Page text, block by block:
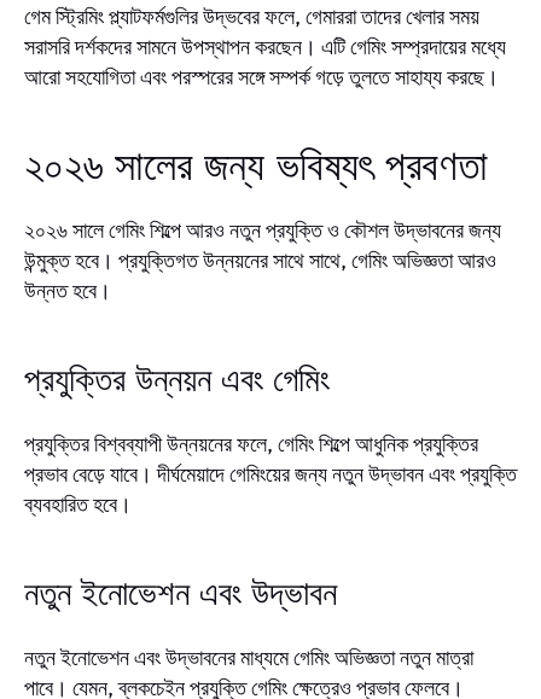
গেম স্ট্রিমিং প্ল্যাটফর্মগুলির উদ্ভবের ফলে, গেমাররা তাদের খেলার সময়
সরাসরি দর্শকদের সামনে উপস্থাপন করছেন। এটি গেমিং সম্প্রদায়ের মধ্যে
আরো সহযোগিতা এবং পরস্পরের সঙ্গে সম্পর্ক গড়ে তুলতে সাহায্য করছে।
২০২৬ সালের জন্য ভবিষ্যৎ প্রবণতা
২০২৬ সালে গেমিং শিল্পে আরও নতুন প্রযুক্তি ও কৌশল উদ্ভাবনের জন্য
উন্মুক্ত হবে। প্রযুক্তিগত উন্নয়নের সাথে সাথে, গেমিং অভিজ্ঞতা আরও
উন্নত হবে।
প্রযুক্তির উন্নয়ন এবং গেমিং
প্রযুক্তির বিশ্বব্যাপী উন্নয়নের ফলে, গেমিং শিল্পে আধুনিক প্রযুক্তির
প্রভাব বেড়ে যাবে। দীর্ঘমেয়াদে গেমিংয়ের জন্য নতুন উদ্ভাবন এবং প্রযুক্তি
ব্যবহারিত হবে।
নতুন ইনোভেশন এবং উদ্ভাবন
নতুন ইনোভেশন এবং উদ্ভাবনের মাধ্যমে গেমিং অভিজ্ঞতা নতুন মাত্রা
পাবে। যেমন, ব্লকচেইন প্রযুক্তি গেমিং ক্ষেত্রেও প্রভাব ফেলবে।